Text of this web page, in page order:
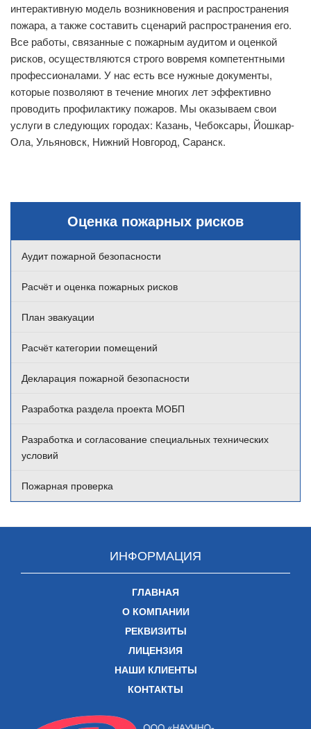
Оценка пожарных рисков
Аудит пожарной безопасности
Расчёт и оценка пожарных рисков
План эвакуации
Расчёт категории помещений
Декларация пожарной безопасности
Разработка раздела проекта МОБП
Разработка и согласование специальных технических
условий
Пожарная проверка
интерактивную модель возникновения и распространения
пожара, а также составить сценарий распространения его.
Все работы, связанные с пожарным аудитом и оценкой
рисков, осуществляются строго вовремя компетентными
профессионалами. У нас есть все нужные документы,
которые позволяют в течение многих лет эффективно
проводить профилактику пожаров. Мы оказываем свои
услуги в следующих городах: Казань, Чебоксары, Йошкар-
Ола, Ульяновск, Нижний Новгород, Саранск.
ИНФОРМАЦИЯ
ГЛАВНАЯ
О КОМПАНИИ
РЕКВИЗИТЫ
ЛИЦЕНЗИЯ
НАШИ КЛИЕНТЫ
КОНТАКТЫ